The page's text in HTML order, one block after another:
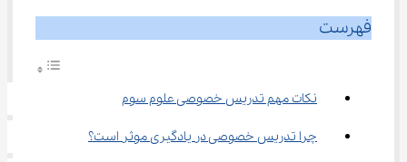
فهرست
نکات مهم تدریس خصوصی علوم سوم
چرا تدریس خصوصی در یادگیری موثر است؟